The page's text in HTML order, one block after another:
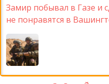
Замир побывал в Газе и
не понравятся в